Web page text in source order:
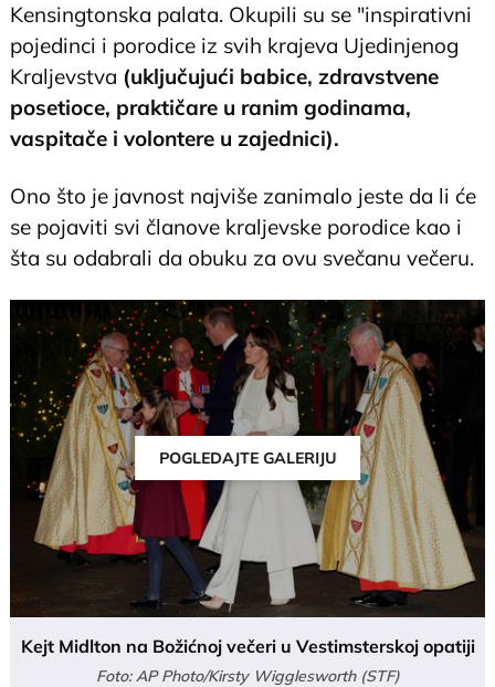
Kensingtonska palata. Okupili su se "inspirativni
pojedinci i porodice iz svih krajeva Ujedinjenog
Kraljevstva (uključujući babice, zdravstvene
posetioce, praktičare u ranim godinama,
vaspitače i volontere u zajednici).
Ono što je javnost najviše zanimalo jeste da li će
se pojaviti svi članove kraljevske porodice kao i
šta su odabrali da obuku za ovu svečanu večeru.
POGLEDAJTE GALERIJU
Kejt Midlton na Božićnoj večeri u Vestimsterskoj opatiji
Foto: AP Photo/Kirsty Wigglesworth (STF)